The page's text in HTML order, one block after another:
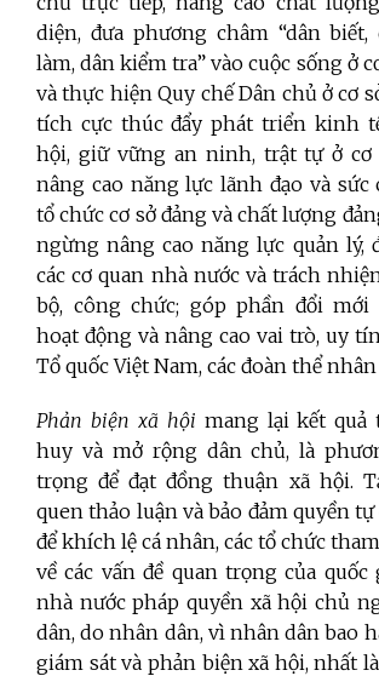
diện, đưa phương châm “dân biết,
làm, dân kiểm tra” vào cuộc sống ở
và thực hiện Quy chế Dân chủ ở cơ
tích cực thúc đẩy phát triển kinh
hội, giữ vững an ninh, trật tự ở cơ
nâng cao năng lực lãnh đạo và sức
tổ chức cơ sở đảng và chất lượng
ngừng nâng cao năng lực quản lý,
các cơ quan nhà nước và trách
bộ, công chức; góp phần đổi mới
hoạt động và nâng cao vai trò, uy
Tổ quốc Việt Nam, các đoàn thể nhân
Phản biện xã hội mang lại kết quả
huy và mở rộng dân chủ, là
trọng để đạt đồng thuận xã hội.
quen thảo luận và bảo đảm quyền
để khích lệ cá nhân, các tổ chức
về các vấn đề quan trọng của quốc
nhà nước pháp quyền xã hội chủ
dân, do nhân dân, vì nhân dân bao
giám sát và phản biện xã hội, nhất